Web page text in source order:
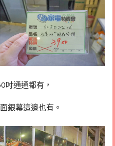
通通都有，
銀幕這邊也有。